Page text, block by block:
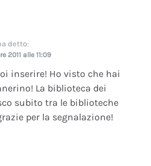
detto:
2011 alle 11:09
inserire! Ho visto che hai
La biblioteca dei
subito tra le biblioteche
per la segnalazione!